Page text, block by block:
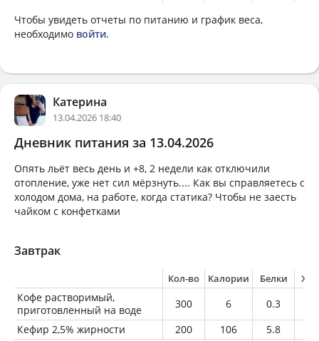
Чтобы увидеть отчеты по питанию и график веса,
необходимо войти.
Катерина
13.04.2026 18:40
Дневник питания за 13.04.2026
Опять льёт весь день и +8, 2 недели как отключили
отопление, уже нет сил мёрзнуть.... Как вы справляетесь с
холодом дома, на работе, когда статика? Чтобы не заесть
чайком с конфетками
Завтрак
Кол-во Калории Белки
Кофе растворимый,
приготовленный на воде
300 6 0.3
Кефир 2,5% жирности
200 106 5.8